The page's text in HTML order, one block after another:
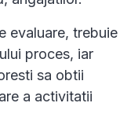
evaluare, trebuie
proces, iar
sa obtii
a activitatii